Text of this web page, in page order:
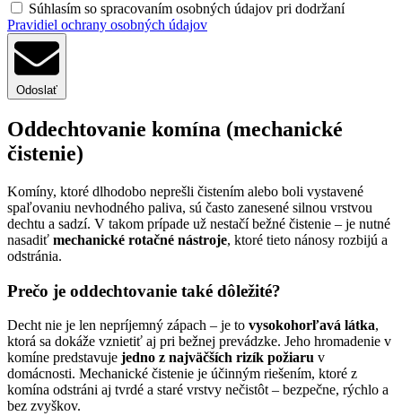
Súhlasím so spracovaním osobných údajov pri dodržaní
Pravidiel ochrany osobných údajov
Odoslať
Oddechtovanie komína (mechanické
čistenie)
Komíny, ktoré dlhodobo neprešli čistením alebo boli vystavené
spaľovaniu nevhodného paliva, sú často zanesené silnou vrstvou
dechtu a sadzí. V takom prípade už nestačí bežné čistenie – je nutné
nasadiť mechanické rotačné nástroje, ktoré tieto nánosy rozbijú a
odstránia.
Prečo je oddechtovanie také dôležité?
Decht nie je len nepríjemný zápach – je to vysokohorľavá látka,
ktorá sa dokáže vznietiť aj pri bežnej prevádzke. Jeho hromadenie v
komíne predstavuje jedno z najväčších rizík požiaru v
domácnosti. Mechanické čistenie je účinným riešením, ktoré z
komína odstráni aj tvrdé a staré vrstvy nečistôt – bezpečne, rýchlo a
bez zvyškov.